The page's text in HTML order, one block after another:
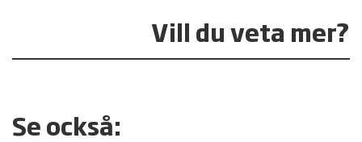
Vill du veta mer?
Se också: